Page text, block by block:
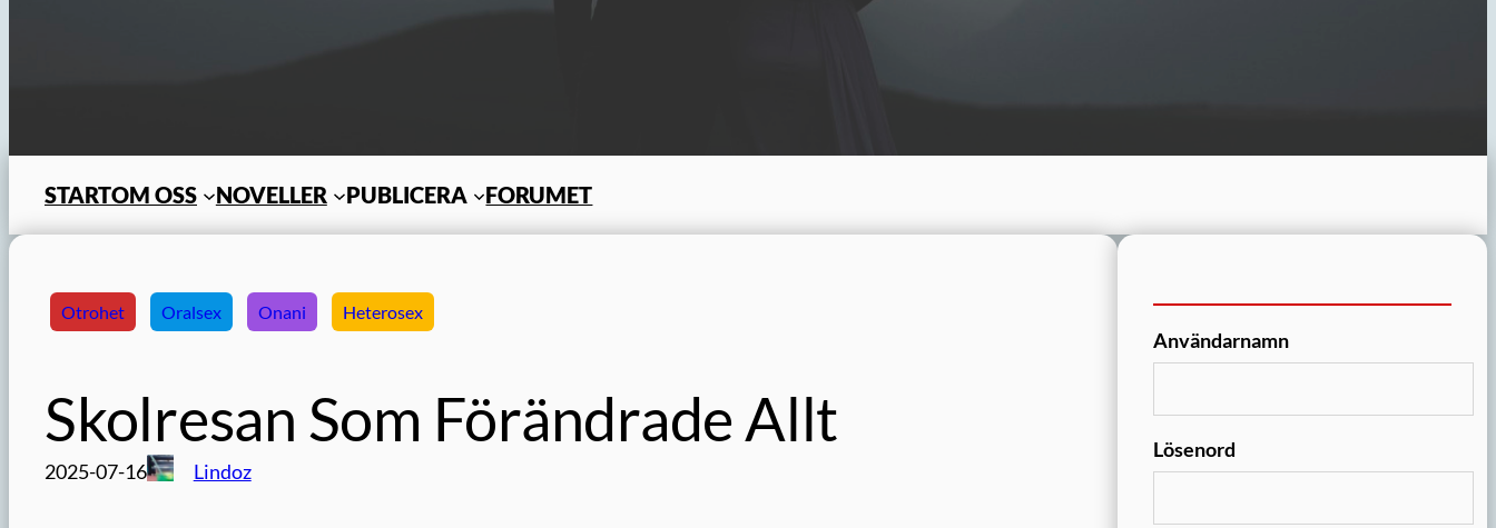
STARTOM OSS NOVELLER PUBLICERA FORUMET
Otrohet Oralsex Onani Heterosex
Skolresan Som Förändrade Allt
2025-07-16 Lindoz
Användarnamn
Lösenord